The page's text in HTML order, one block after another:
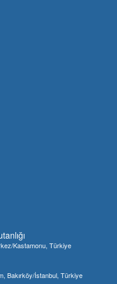
Kastamonu, Türkiye
Bakırköy/İstanbul, Türkiye